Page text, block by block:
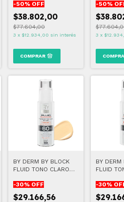
FLUID SPF50+ TONO
02
-50% OFF
$38.802,00
$77.604,00
3 x $12.934,00 sin interés
FLUID
03
-50%
3 x
BY DERM BY BLOCK
FLUID TONO CLARO
-30% OFF
$29.166,56
BY DERM
FLUID
-30%